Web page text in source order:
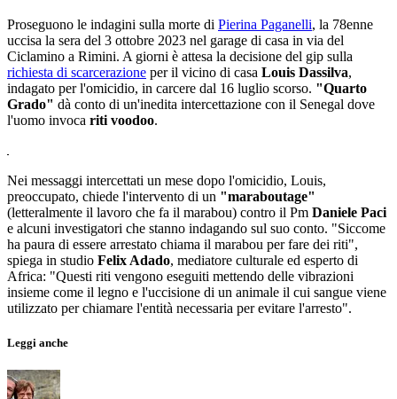
Proseguono le indagini sulla morte di Pierina Paganelli, la 78enne
uccisa la sera del 3 ottobre 2023 nel garage di casa in via del
Ciclamino a Rimini. A giorni è attesa la decisione del gip sulla
richiesta di scarcerazione per il vicino di casa Louis Dassilva,
indagato per l'omicidio, in carcere dal 16 luglio scorso. "Quarto
Grado" dà conto di un'inedita intercettazione con il Senegal dove
l'uomo invoca riti voodoo.
Nei messaggi intercettati un mese dopo l'omicidio, Louis,
preoccupato, chiede l'intervento di un "maraboutage"
(letteralmente il lavoro che fa il marabou) contro il Pm Daniele Paci
e alcuni investigatori che stanno indagando sul suo conto. "Siccome
ha paura di essere arrestato chiama il marabou per fare dei riti",
spiega in studio Felix Adado, mediatore culturale ed esperto di
Africa: "Questi riti vengono eseguiti mettendo delle vibrazioni
insieme come il legno e l'uccisione di un animale il cui sangue viene
utilizzato per chiamare l'entità necessaria per evitare l'arresto".
Leggi anche